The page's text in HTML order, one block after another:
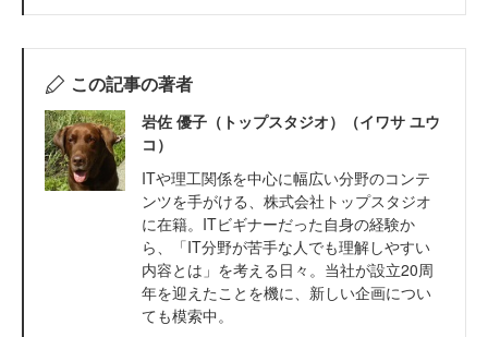
この記事の著者
岩佐 優子（トップスタジオ）（イワサ ユウ
コ）
ITや理工関係を中心に幅広い分野のコンテ
ンツを手がける、株式会社トップスタジオ
に在籍。ITビギナーだった自身の経験か
ら、「IT分野が苦手な人でも理解しやすい
内容とは」を考える日々。当社が設立20周
年を迎えたことを機に、新しい企画につい
ても模索中。